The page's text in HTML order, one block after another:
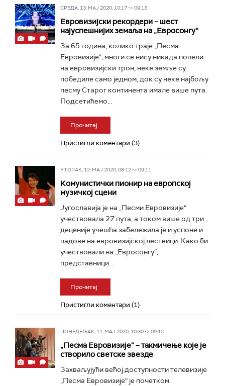
СРЕДА, 13. МАЈ 2020, 10:17 -> 09:13
Евровизијски рекордери – шест
најуспешнијих земаља на „Евросонгу“
За 65 година, колико траје „Песма
Евровизије“, многи се нису никада попели
на евровизијски трон, неке земље су
победиле само једном, док су неке најбољу
песму Старог континента имале више пута.
Подсетићемо...
Прочитај
Пристигли коментари (3)
УТОРАК, 12. МАЈ 2020, 08:12 -> 09:11
Комунистички пионир на европској
музичкој сцени
Југославија је на „Песми Евровизије“
учествовала 27 пута, а током више од три
деценије учешћа забележила је и успоне и
падове на евровизијској лествици. Како би
учествовали на „Евросонгу“,
представници...
Прочитај
Пристигли коментари (1)
ПОНЕДЕЉАК, 11. МАЈ 2020, 10:30 -> 09:12
„Песма Евровизије“ – такмичење које је
створило светске звезде
Захваљујући већој доступности телевизије
„Песма Евровизије“ је почетком